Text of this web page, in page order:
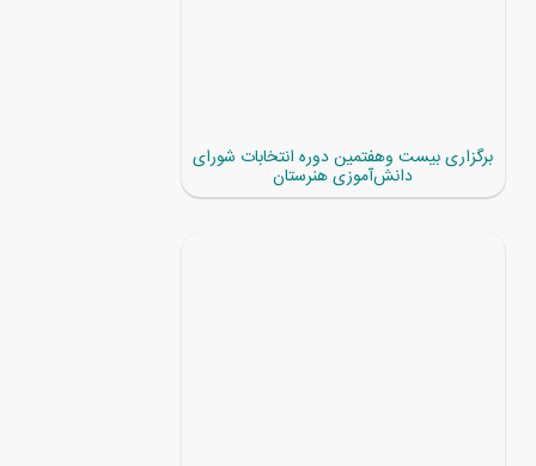
برگزاری بیست وهفتمین دوره انتخابات شورای
دانش‌آموزی هنرستان